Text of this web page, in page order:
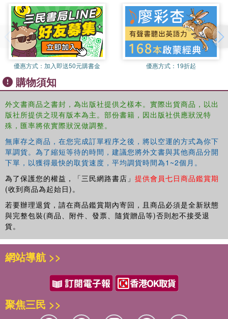
What's New in This Edition
Revised, expanded, and updated information in every chapter
Advances in feedforward control algorithms, DSP hardware, and
applications
Practical application examples of active control of noise
propagating in ducts
The use of a sound intensity cost function, model reference control,
sensing radiation modes, modal filtering, and a comparison of the
effectiveness of various sensing strategies
New material on feedback control of sound transmission into
New material on model uncertainty, experimental determination of
the system model, optimization of the truncated model, collocated
優惠方式： 加入即送50元購書金 優惠方式： 19折起
購物須知
外文書商品之書封，為出版社提供之樣本。實際出貨商品，以出
版社所提供之現有版本為主。部份書籍，因出版社供應狀況特
殊，匯率將依實際狀況做調整。
無庫存之商品，在您完成訂單程序之後，將以空運的方式為你下
單調貨。為了縮短等待的時間，建議您將外文書與其他商品分開
下單，以獲得最快的取貨速度，平均調貨時間為1~2個月。
為了保護您的權益，「三民網路書店」 提供會員七日商品鑑賞期
(收到商品為起始日)。
若要辦理退貨，請在商品鑑賞期內寄回，且商品必須是全新狀態
與完整包裝(商品、附件、發票、隨貨贈品等)否則恕不接受退
貨。
網站導航 >>
聚焦三民 >>